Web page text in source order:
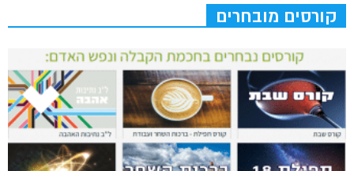
קורסים מובחרים